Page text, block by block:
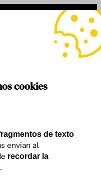
cookies
de texto
envian al
recordar la
.